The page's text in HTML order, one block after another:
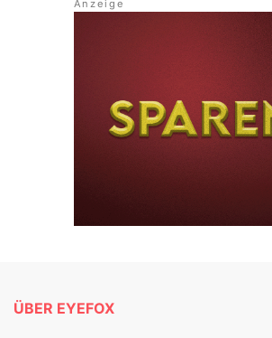
ÜBER EYEFOX